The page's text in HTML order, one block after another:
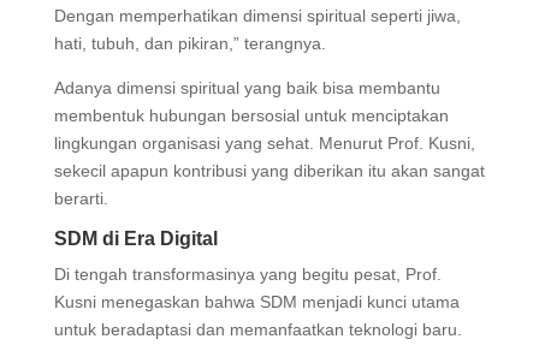
Dengan memperhatikan dimensi spiritual seperti jiwa,
hati, tubuh, dan pikiran,” terangnya.
Adanya dimensi spiritual yang baik bisa membantu
membentuk hubungan bersosial untuk menciptakan
lingkungan organisasi yang sehat. Menurut Prof. Kusni,
sekecil apapun kontribusi yang diberikan itu akan sangat
berarti.
SDM di Era Digital
Di tengah transformasinya yang begitu pesat, Prof.
Kusni menegaskan bahwa SDM menjadi kunci utama
untuk beradaptasi dan memanfaatkan teknologi baru.